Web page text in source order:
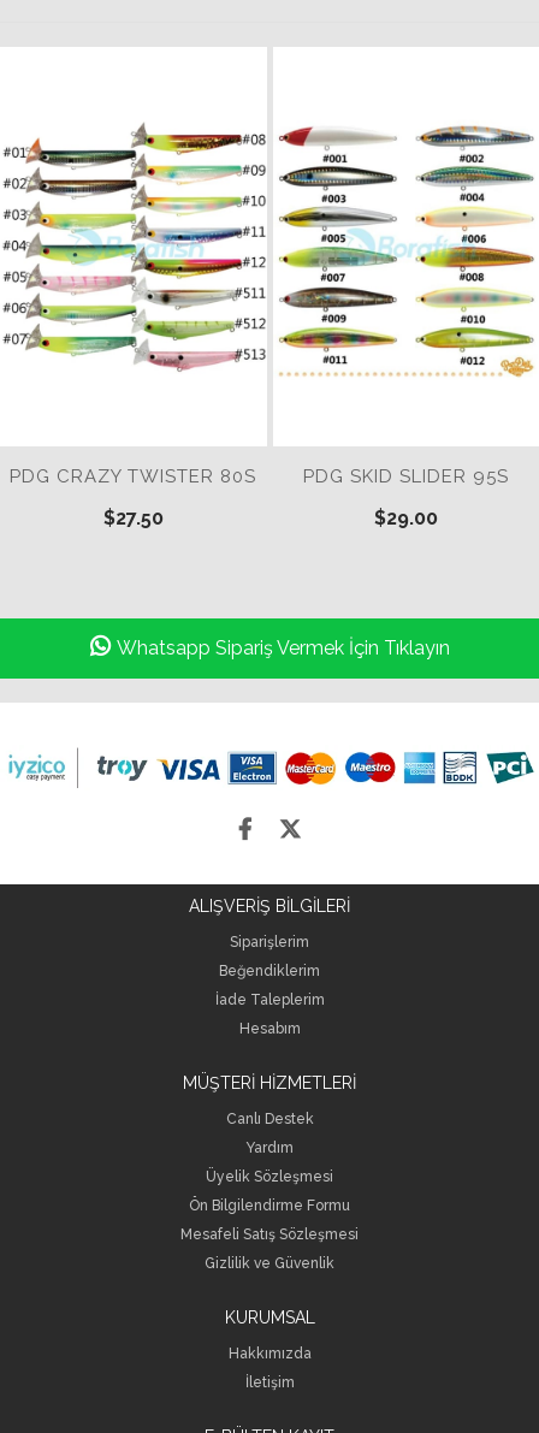
PDG CRAZY TWISTER 80S
$27.50
PDG SKID SLIDER 95S
$29.00
Whatsapp Sipariş Vermek İçin Tıklayın
ALIŞVERİŞ BİLGİLERİ
Siparişlerim
Beğendiklerim
İade Taleplerim
Hesabım
MÜŞTERİ HİZMETLERİ
Canlı Destek
Yardım
Üyelik Sözleşmesi
Ön Bilgilendirme Formu
Mesafeli Satış Sözleşmesi
Gizlilik ve Güvenlik
KURUMSAL
Hakkımızda
İletişim